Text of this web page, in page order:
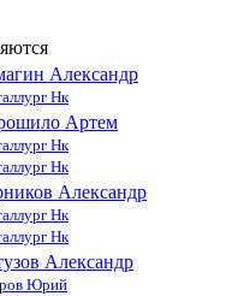
Александр
Нк
Артем
Нк
Нк
Александр
Нк
Нк
Александр
Юрий